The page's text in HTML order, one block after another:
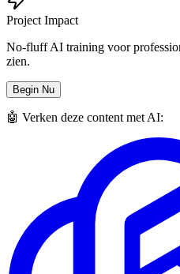
Project Impact
No-fluff AI training voor
zien.
Begin Nu
🤖 Verken deze content met AI: